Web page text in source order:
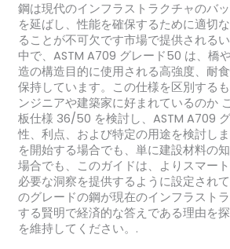
鋼は現代のインフラストラクチャのバ
を延ばし、性能を確保するために適切
ることが不可欠です市場で提供される
中で、ASTM A709 グレード50 は、橋
造の構造目的に使用される高強度、耐
保持しています。この仕様を区別する
ンジニアや建築家に好まれているのか
板仕様 36/50 を検討し、ASTM A709
性、利点、および特定の用途を検討し
を開始する場合でも、単に建設材料の
場合でも、このガイドは、よりスマー
必要な洞察を提供するように設定され
のグレードの鋼が現在のインフラスト
する賢明で経済的な答えである理由を
を維持してください。.